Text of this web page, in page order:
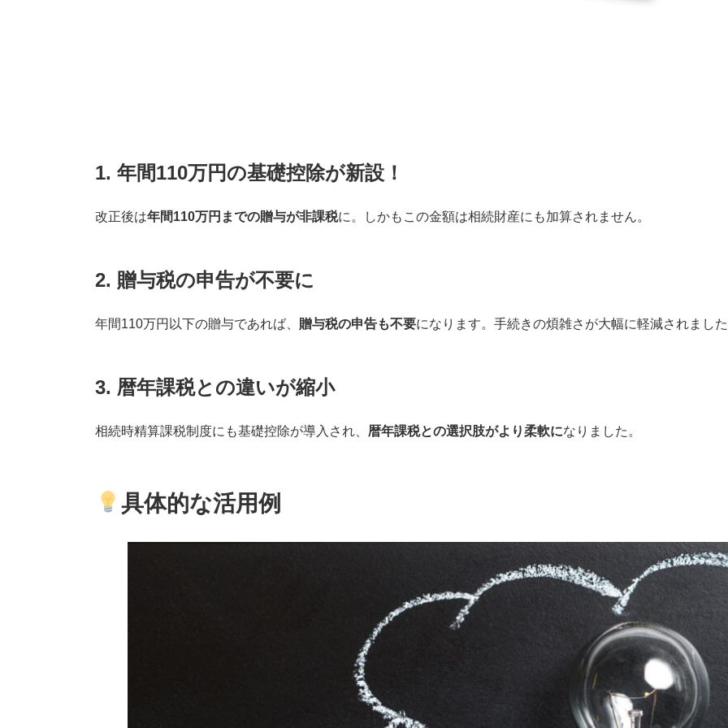
1. 年間110万円の基礎控除が新設！
改正後は年間110万円までの贈与が非課税に。しかもこの金額は相続財産にも加算されません。
2. 贈与税の申告が不要に
年間110万円以下の贈与であれば、 贈与税の申告も不要になります。手続きの煩雑さが大幅に軽減されまし
3. 暦年課税との違いが縮小
相続時精算課税制度にも基礎控除が導入され、 暦年課税との選択肢がより柔軟になりました。
具体的な活用例